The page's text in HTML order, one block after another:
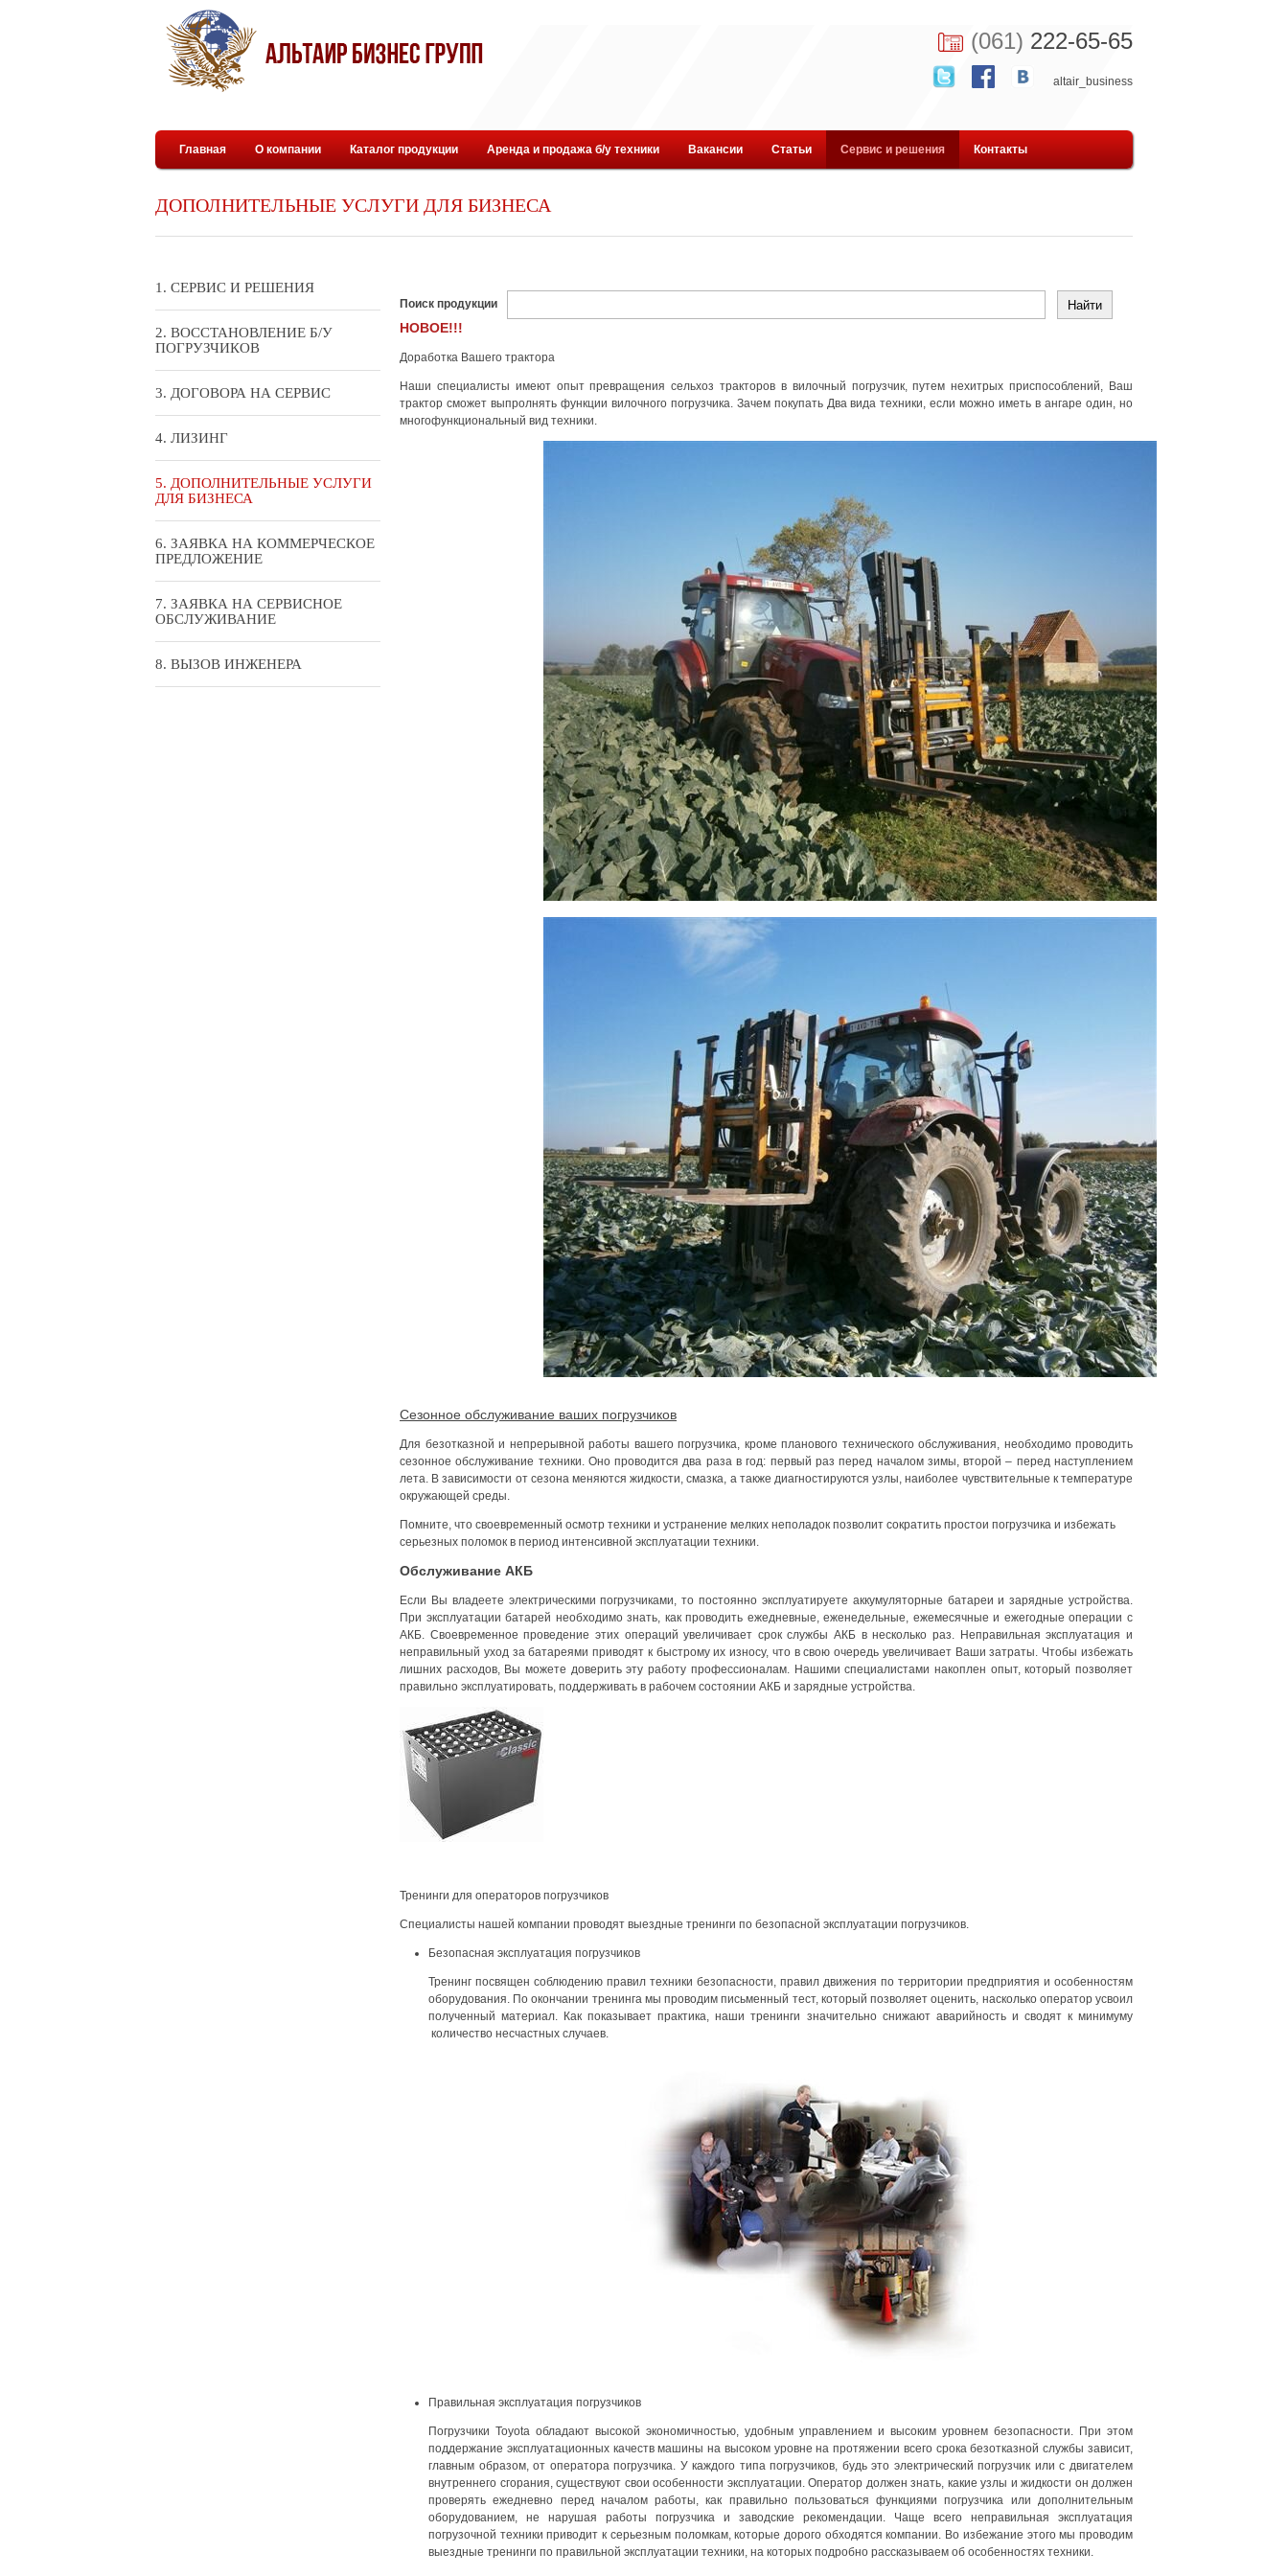
(061) 222-65-65
altair_business
Главная О компании Каталог продукции Аренда и продажа б/у техники Вакансии Статьи Сервис и решения Контакты
ДОПОЛНИТЕЛЬНЫЕ УСЛУГИ ДЛЯ БИЗНЕСА
СЕРВИС И РЕШЕНИЯ
ВОССТАНОВЛЕНИЕ Б/У
ПОГРУЗЧИКОВ
ДОГОВОРА НА СЕРВИС
ЛИЗИНГ
ДОПОЛНИТЕЛЬНЫЕ УСЛУГИ
ДЛЯ БИЗНЕСА
ЗАЯВКА НА КОММЕРЧЕСКОЕ
ПРЕДЛОЖЕНИЕ
ЗАЯВКА НА СЕРВИСНОЕ
ОБСЛУЖИВАНИЕ
ВЫЗОВ ИНЖЕНЕРА
Поиск продукции
НОВОЕ!!!
Доработка Вашего трактора
Наши специалисты имеют опыт превращения сельхоз тракторов в вилочный погрузчик, путем нехитрых приспособлений, Ваш
трактор сможет выпролнять функции вилочного погрузчика. Зачем покупать Два вида техники, если можно иметь в ангаре один, но
многофункциональный вид техники.
Сезонное обслуживание ваших погрузчиков
Для безотказной и непрерывной работы вашего погрузчика, кроме планового технического обслуживания, необходимо проводить
сезонное обслуживание техники. Оно проводится два раза в год: первый раз перед началом зимы, второй – перед наступлением
лета. В зависимости от сезона меняются жидкости, смазка, а также диагностируются узлы, наиболее чувствительные к температуре
окружающей среды.
Помните, что своевременный осмотр техники и устранение мелких неполадок позволит сократить простои погрузчика и избежать
серьезных поломок в период интенсивной эксплуатации техники.
Обслуживание АКБ
Если Вы владеете электрическими погрузчиками, то постоянно эксплуатируете аккумуляторные батареи и зарядные устройства.
При эксплуатации батарей необходимо знать, как проводить ежедневные, еженедельные, ежемесячные и ежегодные операции с
АКБ. Своевременное проведение этих операций увеличивает срок службы АКБ в несколько раз. Неправильная эксплуатация и
неправильный уход за батареями приводят к быстрому их износу, что в свою очередь увеличивает Ваши затраты. Чтобы избежать
лишних расходов, Вы можете доверить эту работу профессионалам. Нашими специалистами накоплен опыт, который позволяет
правильно эксплуатировать, поддерживать в рабочем состоянии АКБ и зарядные устройства.
Тренинги для операторов погрузчиков
Специалисты нашей компании проводят выездные тренинги по безопасной эксплуатации погрузчиков.
Безопасная эксплуатация погрузчиков
Тренинг посвящен соблюдению правил техники безопасности, правил движения по территории предприятия и особенностям
оборудования. По окончании тренинга мы проводим письменный тест, который позволяет оценить, насколько оператор усвоил
полученный материал. Как показывает практика, наши тренинги значительно снижают аварийность и сводят к минимуму
количество несчастных случаев.
Правильная эксплуатация погрузчиков
Погрузчики Toyota обладают высокой экономичностью, удобным управлением и высоким уровнем безопасности. При этом
поддержание эксплуатационных качеств машины на высоком уровне на протяжении всего срока безотказной службы зависит,
главным образом, от оператора погрузчика. У каждого типа погрузчиков, будь это электрический погрузчик или с двигателем
внутреннего сгорания, существуют свои особенности эксплуатации. Оператор должен знать, какие узлы и жидкости он должен
проверять ежедневно перед началом работы, как правильно пользоваться функциями погрузчика или дополнительным
оборудованием, не нарушая работы погрузчика и заводские рекомендации. Чаще всего неправильная эксплуатация
погрузочной техники приводит к серьезным поломкам, которые дорого обходятся компании. Во избежание этого мы проводим
выездные тренинги по правильной эксплуатации техники, на которых подробно рассказываем об особенностях техники.